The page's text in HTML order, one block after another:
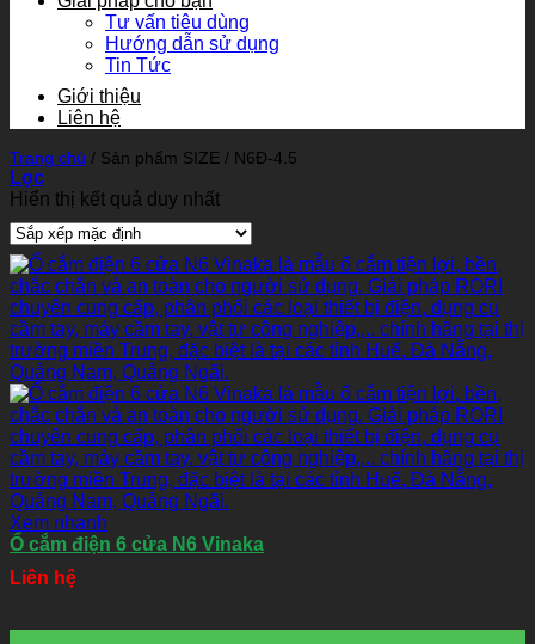
Tư vấn tiêu dùng
Hướng dẫn sử dụng
Tin Tức
Giới thiệu
Liên hệ
Trang chủ / Sản phẩm SIZE / N6Đ-4.5
Lọc
Hiển thị kết quả duy nhất
Xem nhanh
Ổ cắm điện 6 cửa N6 Vinaka
Liên hệ